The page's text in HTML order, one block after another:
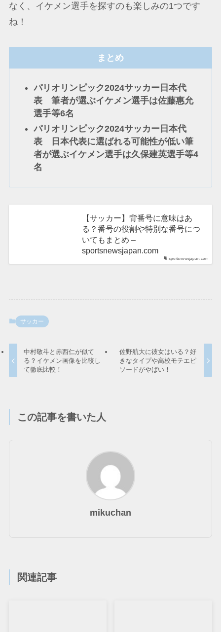
なく、イケメン選手を探すのも楽しみの1つです
ね！
まとめ
パリオリンピック2024サッカー日本代
表 筆者が選ぶイケメン選手は佐藤惠允
選手等6名
パリオリンピック2024サッカー日本代
表 日本代表に選ばれる可能性が低い筆
者が選ぶイケメン選手は久保建英選手等4
名
sportsnewsjapan.com
【サッカー】背番号に意味はあ
る？番号の役割や特別な番号につ
いてもまとめ –
sportsnewsjapan.com
サッカー
中村敬斗と赤西仁が似て
る？イケメン画像を比較し
て徹底比較！
佐野航大に彼女はいる？好
きなタイプや高校モテエピ
ソードがやばい！
この記事を書いた人
mikuchan
関連記事